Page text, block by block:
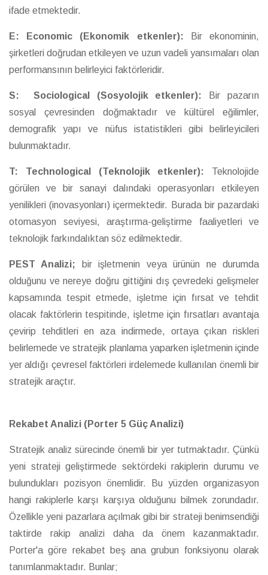
ifade etmektedir.
E: Economic (Ekonomik etkenler): Bir ekonominin,
şirketleri doğrudan etkileyen ve uzun vadeli yansımaları olan
performansının belirleyici faktörleridir.
S: Sociological (Sosyolojik etkenler): Bir pazarın
sosyal çevresinden doğmaktadır ve kültürel eğilimler,
demografik yapı ve nüfus istatistikleri gibi belirleyicileri
bulunmaktadır.
T: Technological (Teknolojik etkenler): Teknolojide
görülen ve bir sanayi dalındaki operasyonları etkileyen
yenilikleri (inovasyonları) içermektedir. Burada bir pazardaki
otomasyon seviyesi, araştırma-geliştirme faaliyetleri ve
teknolojik farkındalıktan söz edilmektedir.
PEST Analizi;
bir işletmenin veya ürünün ne durumda
olduğunu ve nereye doğru gittiğini dış çevredeki gelişmeler
kapsamında tespit etmede, işletme için fırsat ve tehdit
olacak faktörlerin tespitinde, işletme için fırsatları avantaja
çevirip tehditleri en aza indirmede, ortaya çıkan riskleri
belirlemede ve stratejik planlama yaparken işletmenin içinde
yer aldığı çevresel faktörleri irdelemede kullanılan önemli bir
stratejik araçtır.
Rekabet Analizi (Porter 5 Güç Analizi)
Stratejik analiz sürecinde önemli bir yer tutmaktadır. Çünkü
yeni strateji geliştirmede sektördeki rakiplerin durumu ve
bulundukları pozisyon önemlidir. Bu yüzden organizasyon
hangi rakiplerle karşı karşıya olduğunu bilmek zorundadır.
Özellikle yeni pazarlara açılmak gibi bir strateji benimsendiği
taktirde rakip analizi daha da önem kazanmaktadır.
Porter'a göre rekabet beş ana grubun fonksiyonu olarak
tanımlanmaktadır. Bunlar;